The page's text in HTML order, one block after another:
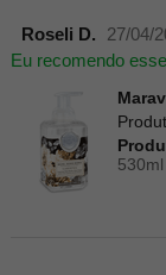
Roseli D.
27/04/
Eu recomendo
530ml